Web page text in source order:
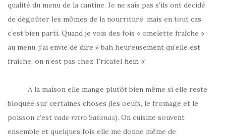
qualité du menu de la cantine. Je ne sais pas s’ils ont décidé
de dégoûter les mômes de la nourriture, mais en tout cas
c’est bien parti. Quand je vois des fois « omelette fraîche »
au menu, j’ai envie de dire « bah heureusement qu’elle est
fraîche, on n’est pas chez Tricatel hein »!
A la maison elle mange plutôt bien même si elle reste
bloquée sur certaines choses (les oeufs, le fromage et le
poisson c’est vade retro Satanas). On cuisine souvent
ensemble et quelques fois elle me donne même de